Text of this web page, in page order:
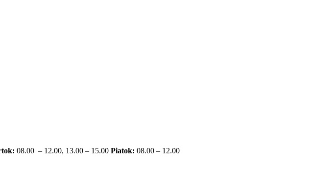
08.00 – 12.00, 13.00 – 15.00 Piatok: 08.00 – 12.00